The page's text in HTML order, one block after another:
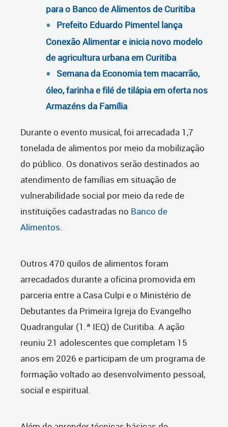
para o Banco de Alimentos de Curitiba
Prefeito Eduardo Pimentel lança
Conexão Alimentar e inicia novo modelo
de agricultura urbana em Curitiba
Semana da Economia tem macarrão,
óleo, farinha e filé de tilápia em oferta nos
Armazéns da Família
Durante o evento musical, foi arrecadada 1,7
tonelada de alimentos por meio da mobilização
do público. Os donativos serão destinados ao
atendimento de famílias em situação de
vulnerabilidade social por meio da rede de
instituições cadastradas no Banco de
Alimentos.
Outros 470 quilos de alimentos foram
arrecadados durante a oficina promovida em
parceria entre a Casa Culpi e o Ministério de
Debutantes da Primeira Igreja do Evangelho
Quadrangular (1.ª IEQ) de Curitiba. A ação
reuniu 21 adolescentes que completam 15
anos em 2026 e participam de um programa de
formação voltado ao desenvolvimento pessoal,
social e espiritual.